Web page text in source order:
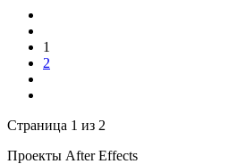
1
2
Страница 1 из 2
Проекты After Effects